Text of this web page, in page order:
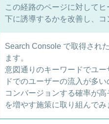
この経路のページに対して
下に誘導するかを改善し、コ
Search Console で取得され
ます。
意図通りのキーワードでユ
ドでのユーザーの流入が多い
コンバージョンする確率が
を増やす施策に取り組んでみ